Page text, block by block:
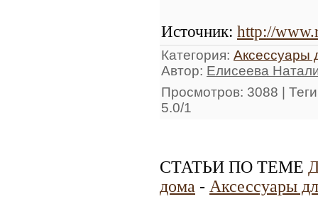
Источник: http://
Категория: Аксессуары
Автор: Елисеева
Просмотров: 3088 | Теги
5.0/1
СТАТЬИ ПО ТЕМЕ
дома - Аксессуары